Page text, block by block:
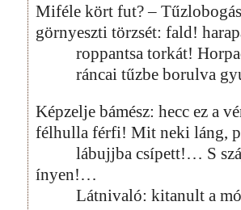
Miféle kört fut? –
görnyeszti törzsét: fald!
roppantsa torkát!
ráncai tűzbe borulva
Képzelje bámész: hecc ez a
félhulla férfi! Mit neki láng,
lábujjba csípett!… S
ínyen!…
Látnivaló: kitanult a